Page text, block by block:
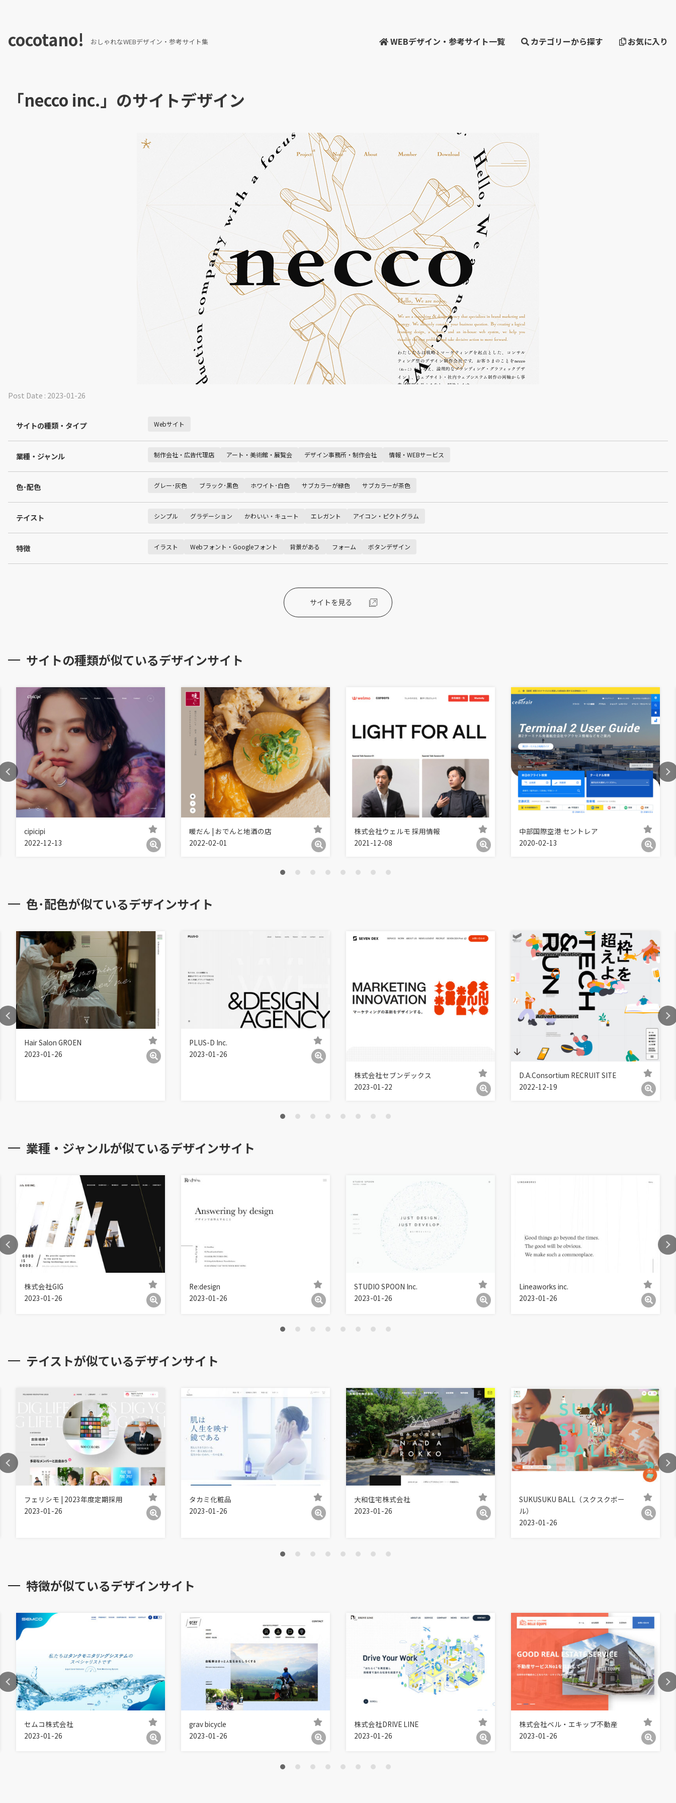
cocotano! おしゃれなWEBデザイン・参考サイト集 WEBデザイン・参考サイト一覧 カテゴリーから探す お気に入り
「necco inc.」のサイトデザイン
Post Date : 2023-01-26
サイトの種類・タイプ Webサイト
業種・ジャンル 制作会社・広告代理店 アート・美術館・展覧会 デザイン事務所・制作会社 情報・WEBサービス
色･配色 グレー･灰色 ブラック･黒色 ホワイト･白色 サブカラーが緑色 サブカラーが茶色
テイスト シンプル グラデーション かわいい・キュート エレガント アイコン・ピクトグラム
特徴 イラスト Webフォント・Googleフォント 背景がある フォーム ボタンデザイン
サイトを見る
サイトの種類が似ているデザインサイト
cipicipi
2022-12-13
暖だん | おでんと地酒の店
2022-02-01
株式会社ウェルモ 採用情報
2021-12-08
中部国際空港 セントレア
2020-02-13
色･配色が似ているデザインサイト
Hair Salon GROEN
2023-01-26
PLUS-D Inc.
2023-01-26
株式会社セブンデックス
2023-01-22
D.A.Consortium RECRUIT SITE
2022-12-19
業種・ジャンルが似ているデザインサイト
株式会社GIG
2023-01-26
Re:design
2023-01-26
STUDIO SPOON Inc.
2023-01-26
Lineaworks inc.
2023-01-26
テイストが似ているデザインサイト
フェリシモ | 2023年度定期採用
2023-01-26
タカミ化粧品
2023-01-26
大和住宅株式会社
2023-01-26
SUKUSUKU BALL（スクスクボー
ル）
2023-01-26
特徴が似ているデザインサイト
セムコ株式会社
2023-01-26
grav bicycle
2023-01-26
株式会社DRIVE LINE
2023-01-26
株式会社ベル・エキップ不動産
2023-01-26